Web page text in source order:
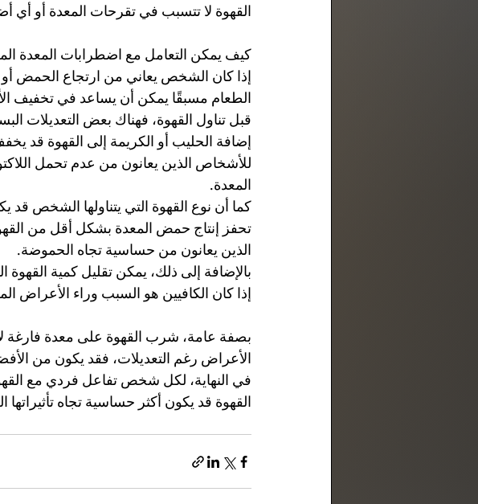
القهوة لا تتسبب في تقرحات المعدة أو أي
كيف يمكن التعامل مع اضطرابات المعدة
إذا كان الشخص يعاني من ارتجاع الحمض أو
الطعام مسبقًا يمكن أن يساعد في تخفيف
قبل تناول القهوة، فهناك بعض التعديلات
إضافة الحليب أو الكريمة إلى القهوة قد
للأشخاص الذين يعانون من عدم تحمل
المعدة.
كما أن نوع القهوة التي يتناولها الشخص قد
تحفز إنتاج حمض المعدة بشكل أقل من
الذين يعانون من حساسية تجاه الحموضة.
بالإضافة إلى ذلك، يمكن تقليل كمية القهوة
إذا كان الكافيين هو السبب وراء الأعراض
بصفة عامة، شرب القهوة على معدة
الأعراض رغم التعديلات، فقد يكون من
في النهاية، لكل شخص تفاعل فردي مع
القهوة قد يكون أكثر حساسية تجاه تأثيراتها